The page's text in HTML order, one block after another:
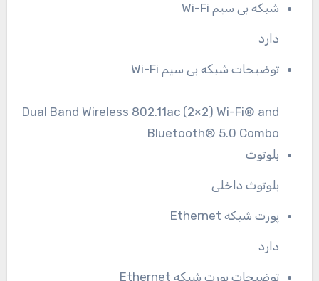
شبکه بی سیم Wi-Fi
دارد
توضیحات شبکه بی سیم Wi-Fi
Dual Band Wireless 802.11ac (2×2) Wi-Fi® and
Bluetooth® 5.0 Combo
بلوتوث
بلوتوث داخلی
پورت شبکه Ethernet
دارد
توضیحات پورت شبکه Ethernet